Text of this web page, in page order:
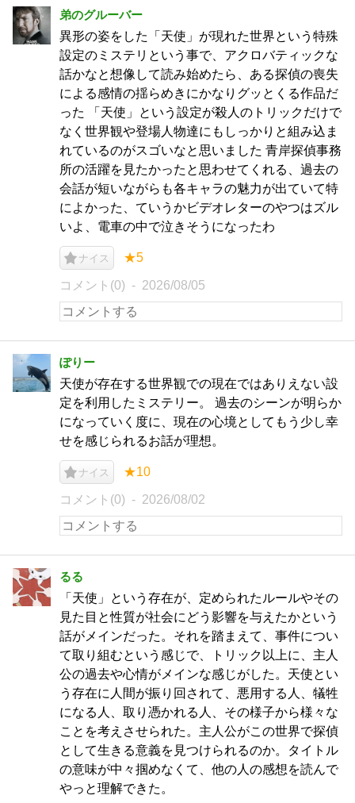
弟のグルーバー
異形の姿をした「天使」が現れた世界という特殊
設定のミステリという事で、アクロバティックな
話かなと想像して読み始めたら、ある探偵の喪失
による感情の揺らめきにかなりグッとくる作品だ
った 「天使」という設定が殺人のトリックだけで
なく世界観や登場人物達にもしっかりと組み込ま
れているのがスゴいなと思いました 青岸探偵事務
所の活躍を見たかったと思わせてくれる、過去の
会話が短いながらも各キャラの魅力が出ていて特
によかった、ていうかビデオレターのやつはズル
いよ、電車の中で泣きそうになったわ
ナイス ★5
コメント(0) 2026/08/05
ぽりー
天使が存在する世界観での現在ではありえない設
定を利用したミステリー。 過去のシーンが明らか
になっていく度に、現在の心境としてもう少し幸
せを感じられるお話が理想。
ナイス ★10
コメント(0) 2026/08/02
るる
「天使」という存在が、定められたルールやその
見た目と性質が社会にどう影響を与えたかという
話がメインだった。それを踏まえて、事件につい
て取り組むという感じで、トリック以上に、主人
公の過去や心情がメインな感じがした。天使とい
う存在に人間が振り回されて、悪用する人、犠牲
になる人、取り憑かれる人、その様子から様々な
ことを考えさせられた。主人公がこの世界で探偵
として生きる意義を見つけられるのか。タイトル
の意味が中々掴めなくて、他の人の感想を読んで
やっと理解できた。